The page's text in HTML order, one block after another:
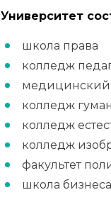
Университет
школа права
колледж
колледж
колледж
колледж
факультет
школа бизнеса